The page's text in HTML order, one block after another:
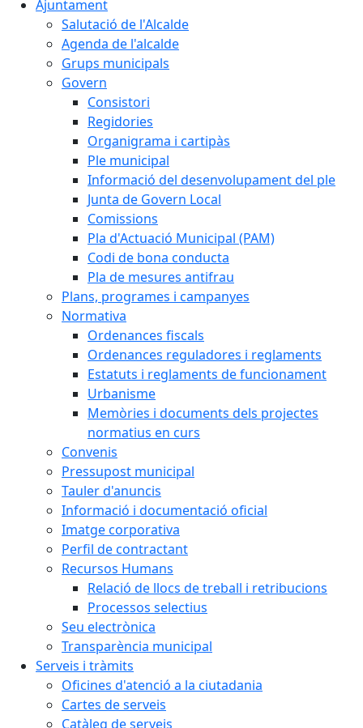
Ajuntament
Salutació de l'Alcalde
Agenda de l'alcalde
Grups municipals
Govern
Consistori
Regidories
Organigrama i cartipàs
Ple municipal
Informació del desenvolupament del ple
Junta de Govern Local
Comissions
Pla d'Actuació Municipal (PAM)
Codi de bona conducta
Pla de mesures antifrau
Plans, programes i campanyes
Normativa
Ordenances fiscals
Ordenances reguladores i reglaments
Estatuts i reglaments de funcionament
Urbanisme
Memòries i documents dels projectes
normatius en curs
Convenis
Pressupost municipal
Tauler d'anuncis
Informació i documentació oficial
Imatge corporativa
Perfil de contractant
Recursos Humans
Relació de llocs de treball i retribucions
Processos selectius
Seu electrònica
Transparència municipal
Serveis i tràmits
Oficines d'atenció a la ciutadania
Cartes de serveis
Catàleg de serveis